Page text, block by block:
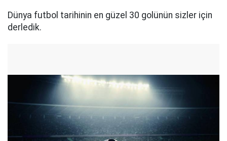
Dünya futbol tarihinin en güzel 30 golünün sizler için
derledik.